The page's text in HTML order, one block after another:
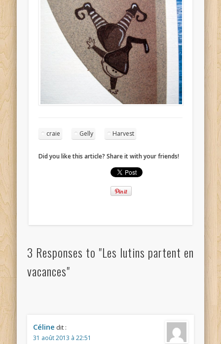
craie Gelly Harvest
Did you like this article? Share it with your friends!
3 Responses to "Les lutins partent en
vacances"
Céline dit :
31 août 2013 à 22:51